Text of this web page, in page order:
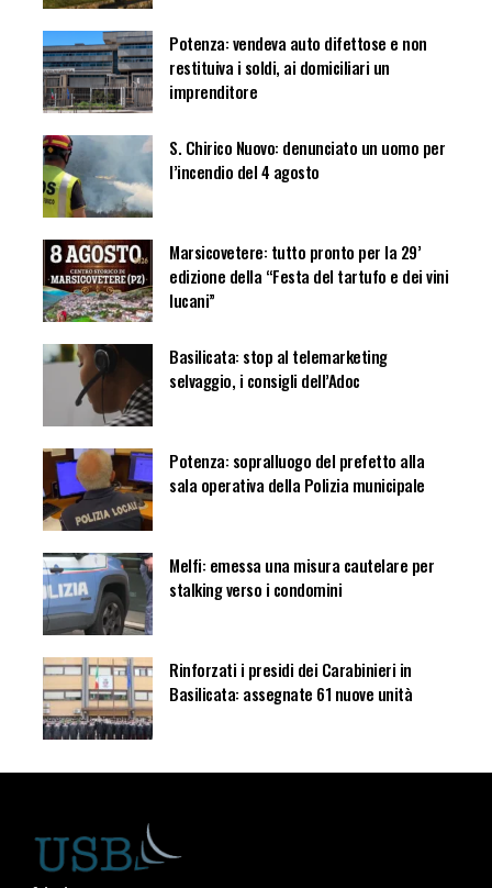
Potenza: vendeva auto difettose e non
restituiva i soldi, ai domiciliari un
imprenditore
S. Chirico Nuovo: denunciato un uomo per
l’incendio del 4 agosto
Marsicovetere: tutto pronto per la 29’
edizione della “Festa del tartufo e dei vini
lucani”
Basilicata: stop al telemarketing
selvaggio, i consigli dell’Adoc
Potenza: sopralluogo del prefetto alla
sala operativa della Polizia municipale
Melfi: emessa una misura cautelare per
stalking verso i condomini
Rinforzati i presidi dei Carabinieri in
Basilicata: assegnate 61 nuove unità